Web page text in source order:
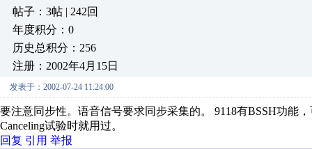
帖子：3帖 | 242回
年度积分：0
历史总积分：256
注册：2002年4月15日
发表于：2002-07-24 11:24:00
要注意同步性。语音信号要求同步采集的。 9118有BSSH功能
Canceling试验时就用过。
回复 引用 举报